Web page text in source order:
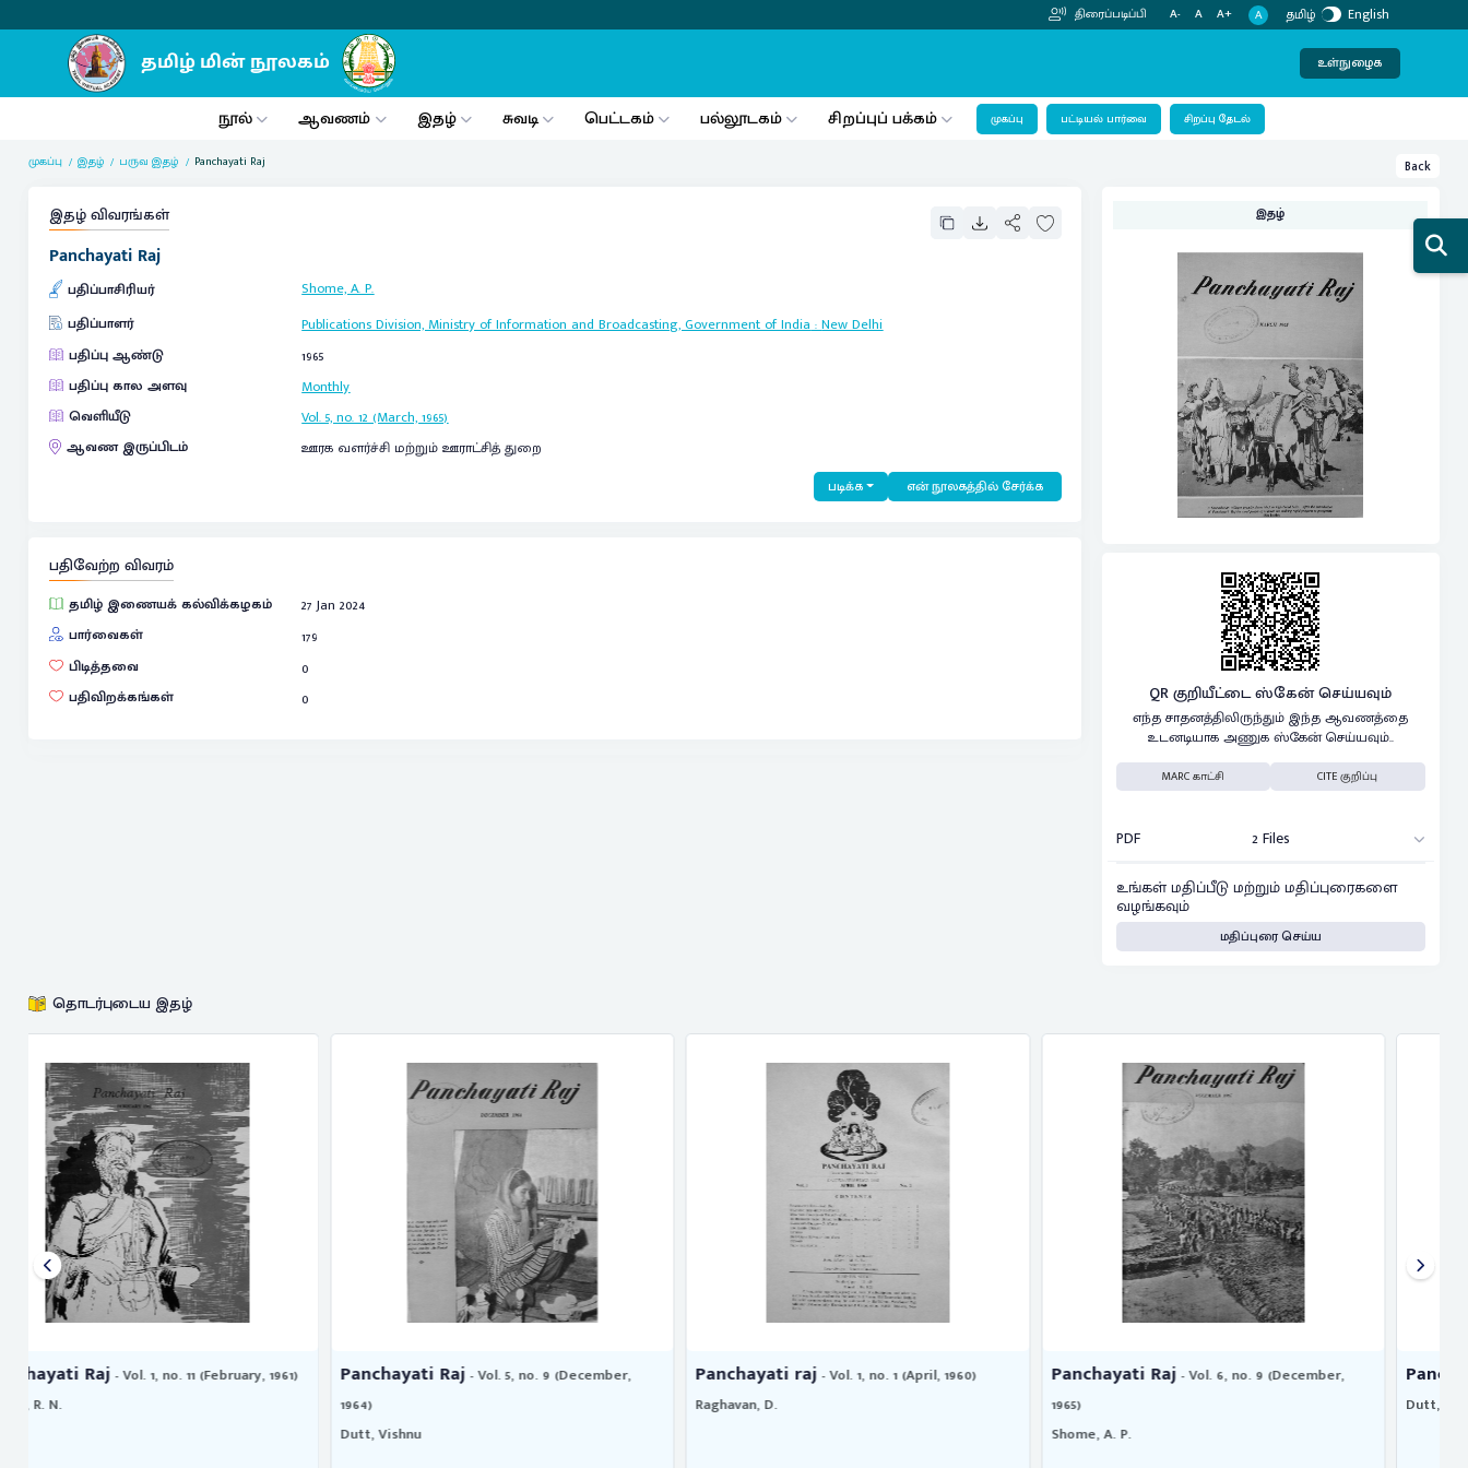
திரைப்படிப்பி A- A A+ A தமிழ் English
உள்நுழைக
நூல் ஆவணம் இதழ் சுவடி பெட்டகம் பல்லூடகம் சிறப்புப் பக்கம் முகப்பு பட்டியல் பார்வை சிறப்பு தேடல்
முகப்பு இதழ் பருவ இதழ் Panchayati Raj Back
இதழ் விவரங்கள்
Panchayati Raj
பதிப்பாசிரியர்
Shome, A. P.
பதிப்பாளர்
Publications Division, Ministry of Information and Broadcasting, Government of India:New Delhi
பதிப்பு ஆண்டு
1965
பதிப்பு கால அளவு
Monthly
வெளியீடு
Vol. 5, no. 12 (March, 1965)
ஆவண இருப்பிடம்
ஊரக வளர்ச்சி மற்றும் ஊராட்சித் துறை
படிக்க என் நூலகத்தில் சேர்க்க
பதிவேற்ற விவரம்
தமிழ் இணையக் கல்விக்கழகம்
27 Jan 2024
பார்வைகள்
179
பிடித்தவை
0
பதிவிறக்கங்கள்
0
இதழ்
QR குறியீட்டை ஸ்கேன் செய்யவும்
எந்த சாதனத்திலிருந்தும் இந்த ஆவணத்தை
உடனடியாக அணுக ஸ்கேன் செய்யவும்..
MARC காட்சி CITE குறிப்பு
PDF 2 Files
உங்கள் மதிப்பீடு மற்றும் மதிப்புரைகளை
வழங்கவும்
மதிப்புரை செய்ய
தொடர்புடைய இதழ்
Panchayati Raj- Vol. 5, no. 9 (December,
1964)
Panchayati raj- Vol. 1, no. 1 (April, 1960)
Panchayati Raj- Vol. 6, no. 9 (December,
1965)
Panchayati Raj- Vol. 3, no. 4 (July, 1962)